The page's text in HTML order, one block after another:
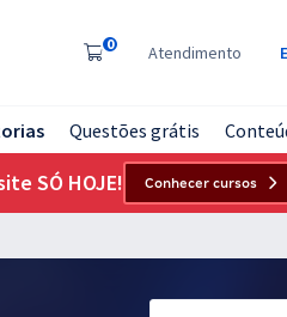
0 Atendimento
Questões grátis
SÓ HOJE! Conhecer cursos